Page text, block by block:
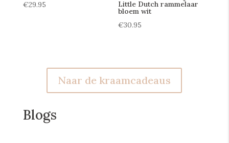
€29.95 Little Dutch rammelaar
bloem wit
€30.95
Naar de kraamcadeaus
Blogs